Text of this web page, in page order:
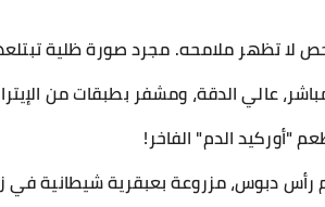
لا تظهر ملامحه. مجرد صورة ظلية
عالي الدقة، ومشفر بطبقات من
"أوركيد الدم" الفاخر!
رأس دبوس، مزروعة بعبقرية شيطانية